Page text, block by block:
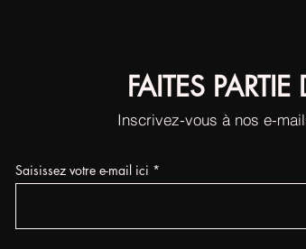
FAITES
Inscrivez-vous à nos e-
Saisissez votre e-mail ici